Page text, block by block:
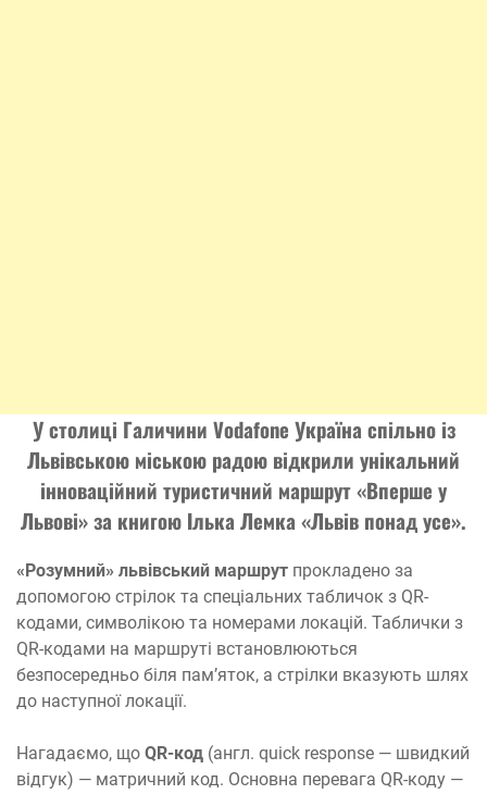
У столиці Галичини Vodafone Україна спільно із
Львівською міською радою відкрили унікальний
інноваційний туристичний маршрут«Вперше у
Львові»за книгою Ілька Лемка «Львів понад усе».
«Розумний» львівський маршрут прокладено за
допомогою стрілок та спеціальних табличок з QR-
кодами, символікою та номерами локацій. Таблички з
QR-кодами на маршруті встановлюються
безпосередньо біля пам’яток, а стрілки вказують шлях
до наступної локації.
Нагадаємо, що QR-код (англ. quick response — швидкий
відгук) — матричний код. Основна перевага QR-коду —